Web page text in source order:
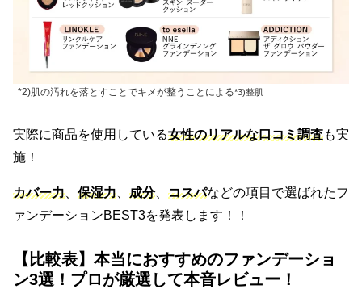
*2)肌の汚れを落とすことでキメが整うことによる*3)整肌
実際に商品を使用している女性のリアルな口コミ調査も実
施！
カバー力、 保湿力、 成分、 コスパなどの項目で選ばれたフ
ァンデーションBEST3を発表します！！
【比較表】本当におすすめのファンデーショ
ン3選！プロが厳選して本音レビュー！